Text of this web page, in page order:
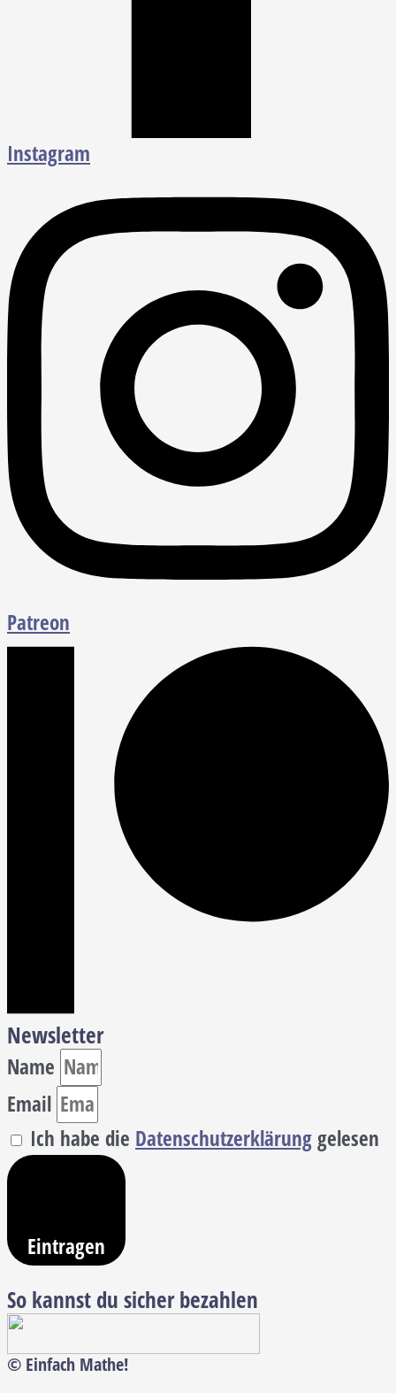
Instagram
Patreon
Newsletter
Name
Email
Ich habe die Datenschutzerklärung gelesen
Eintragen
So kannst du sicher bezahlen
© Einfach Mathe!